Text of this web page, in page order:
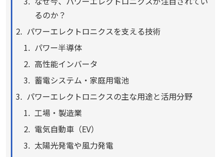
るのか？
パワーエレクトロニクスを支える技術
パワー半導体
高性能インバータ
蓄電システム・家庭用電池
パワーエレクトロニクスの主な用途と活用分野
工場・製造業
電気自動車（EV）
太陽光発電や風力発電